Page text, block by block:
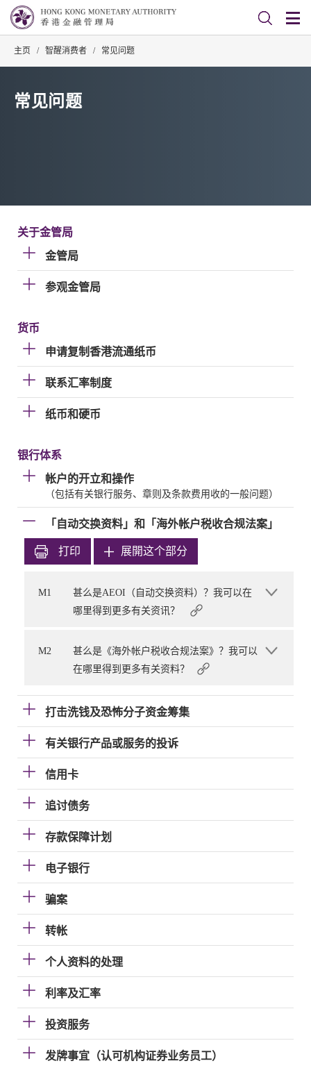
主页 / 智醒消费者 / 常见问题
常见问题
关于金管局
金管局
参观金管局
货币
申请复制香港流通纸币
联系汇率制度
纸币和硬币
银行体系
帐户的开立和操作
（包括有关银行服务、章则及条款费用收的一般问题）
「自动交换资料」和「海外帐户税收合规法案」
打印 展開这个部分
M1
甚么是AEOI（自动交换资料）？我可以在
哪里得到更多有关资讯？
M2
甚么是《海外帐户税收合规法案》？我可以
在哪里得到更多有关资料？
打击洗钱及恐怖分子资金筹集
有关银行产品或服务的投诉
信用卡
追讨债务
存款保障计划
电子银行
骗案
转帐
个人资料的处理
利率及汇率
投资服务
发牌事宜（认可机构证券业务员工）